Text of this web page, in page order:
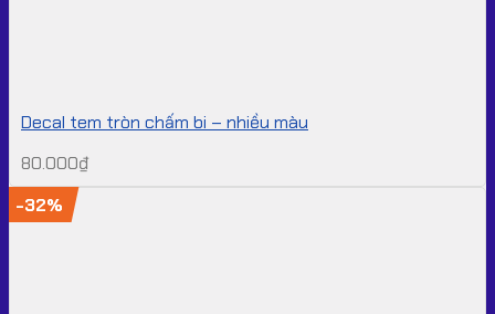
Decal tem tròn chấm bi – nhiều màu
80.000₫
-32%